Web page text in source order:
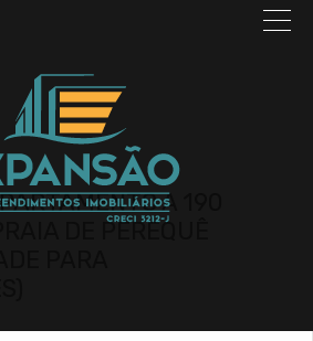
A 190
DE PEREQUÊ